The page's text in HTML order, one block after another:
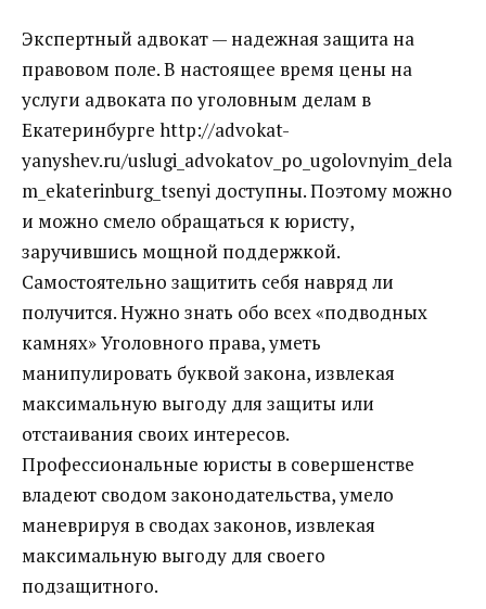
Экспертный адвокат — надежная защита на
правовом поле. В настоящее время цены на
услуги адвоката по уголовным делам в
Екатеринбурге http://advokat-
yanyshev.ru/uslugi_advokatov_po_ugolovnyim_dela
m_ekaterinburg_tsenyi доступны. Поэтому можно
и можно смело обращаться к юристу,
заручившись мощной поддержкой.
Самостоятельно защитить себя навряд ли
получится. Нужно знать обо всех «подводных
камнях» Уголовного права, уметь
манипулировать буквой закона, извлекая
максимальную выгоду для защиты или
отстаивания своих интересов.
Профессиональные юристы в совершенстве
владеют сводом законодательства, умело
маневрируя в сводах законов, извлекая
максимальную выгоду для своего
подзащитного.